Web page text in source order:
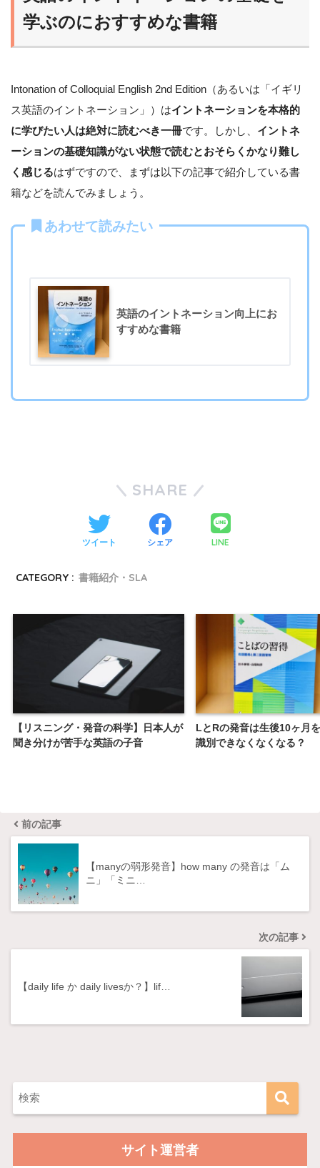
学ぶのにおすすめな書籍
Intonation of Colloquial English 2nd Edition（あるいは「イギリ
ス英語のイントネーション」）はイントネーションを本格的
に学びたい人は絶対に読むべき一冊です。しかし、 イントネ
ーションの基礎知識がない状態で読むとおそらくかなり難し
く感じるはずですので、まずは以下の記事で紹介している書
籍などを読んでみましょう。
あわせて読みたい
英語のイントネーション向上にお
すすめな書籍
SHARE
ツイート シェア LINE
CATEGORY : 書籍紹介・SLA
【リスニング・発音の科学】日本人が
聞き分けが苦手な英語の子音
LとRの発音は生後10ヶ月
識別できなくなくなる？
前の記事
【manyの弱形発音】how many の発音は「ム
ニ」「ミニ…
次の記事
【daily life か daily livesか？】lif…
サイト運営者